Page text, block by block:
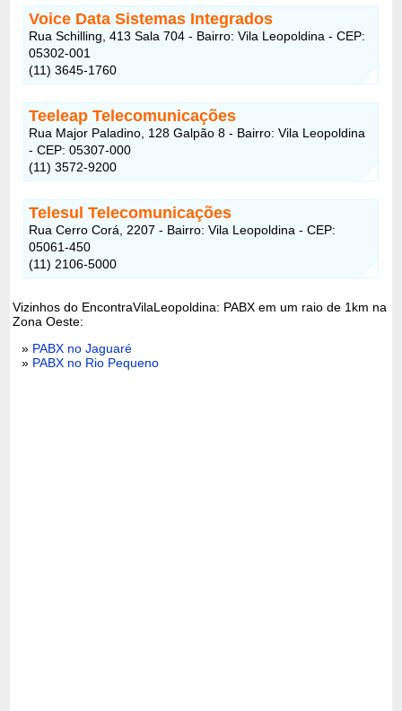
Voice Data Sistemas Integrados
Rua Schilling, 413 Sala 704 - Bairro: Vila Leopoldina - CEP:
05302-001
(11) 3645-1760
Teeleap Telecomunicações
Rua Major Paladino, 128 Galpão 8 - Bairro: Vila Leopoldina
- CEP: 05307-000
(11) 3572-9200
Telesul Telecomunicações
Rua Cerro Corá, 2207 - Bairro: Vila Leopoldina - CEP:
05061-450
(11) 2106-5000
Vizinhos do EncontraVilaLeopoldina: PABX em um raio de 1km na
Zona Oeste:
» PABX no Jaguaré
» PABX no Rio Pequeno